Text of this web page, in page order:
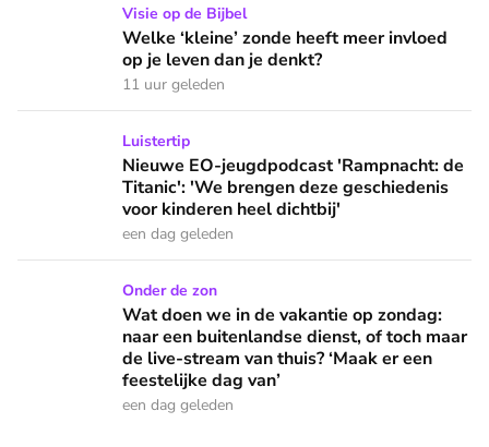
Welke ‘kleine’ zonde heeft meer invloed op je leven dan je
Visie op de Bijbel
Welke ‘kleine’ zonde heeft meer invloed
op je leven dan je denkt?
11 uur geleden
Nieuwe EO-jeugdpodcast 'Rampnacht: de Titanic': 'We
Luistertip
Nieuwe EO-jeugdpodcast 'Rampnacht: de
Titanic': 'We brengen deze geschiedenis
voor kinderen heel dichtbij'
een dag geleden
Wat doen we in de vakantie op zondag: naar een
Onder de zon
Wat doen we in de vakantie op zondag:
naar een buitenlandse dienst, of toch maar
de live-stream van thuis? ‘Maak er een
feestelijke dag van’
een dag geleden